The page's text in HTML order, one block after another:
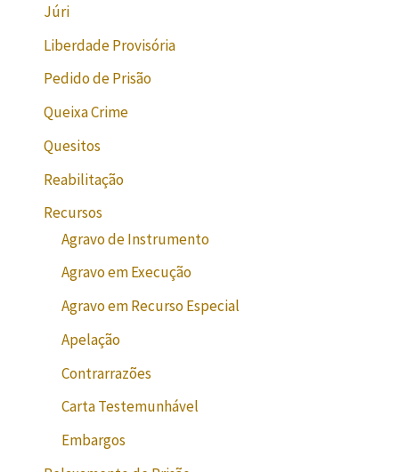
Júri
Liberdade Provisória
Pedido de Prisão
Queixa Crime
Quesitos
Reabilitação
Recursos
Agravo de Instrumento
Agravo em Execução
Agravo em Recurso Especial
Apelação
Contrarrazões
Carta Testemunhável
Embargos